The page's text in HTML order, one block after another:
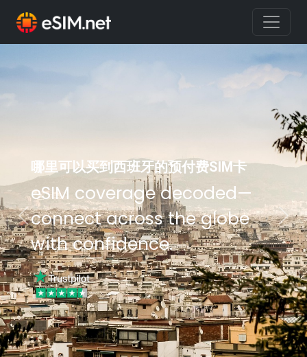
哪里可以买到西班牙的预付费SIM卡
eSIM coverage decoded—
connect across the globe
with confidence.
Previous Next